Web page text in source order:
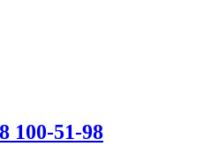
100-51-98